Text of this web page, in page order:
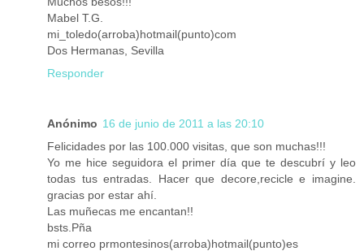
Mabel T.G.
mi_toledo(arroba)hotmail(punto)com
Dos Hermanas, Sevilla
Responder
Anónimo 16 de junio de 2011 a las 20:10
Felicidades por las 100.000 visitas, que son muchas!!!
Yo me hice seguidora el primer día que te descubrí y leo
todas tus entradas. Hacer que decore,recicle e imagine.
gracias por estar ahí.
Las muñecas me encantan!!
bsts.Pña
mi correo prmontesinos(arroba)hotmail(punto)es